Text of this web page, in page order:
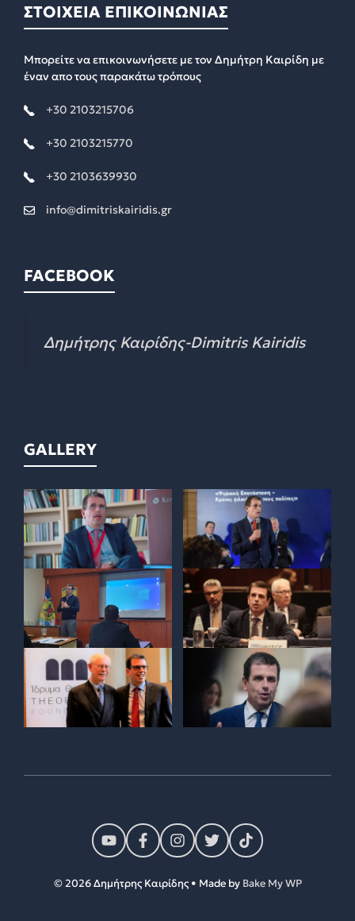
ΣΤΟΙΧΕΙΑ ΕΠΙΚΟΙΝΩΝΙΑΣ
Μπορείτε να επικοινωνήσετε με τον Δημήτρη Καιρίδη με
έναν απο τους παρακάτω τρόπους
+30 2103215706
+30 2103215770
+30 2103639930
info@dimitriskairidis.gr
FACEBOOK
Δημήτρης Καιρίδης-Dimitris Kairidis
GALLERY
© 2026 Δημήτρης Καιρίδης • Made by Bake My WP